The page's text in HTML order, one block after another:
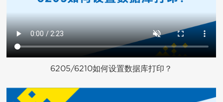
6205/6210如何设置数据库打印？